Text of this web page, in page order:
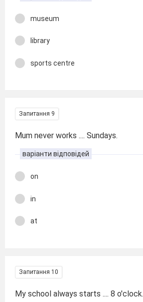
museum
library
sports centre
Запитання 9
Mum never works .... Sundays.
варіанти відповідей
on
in
at
Запитання 10
My school always starts .... 8 o'clock.